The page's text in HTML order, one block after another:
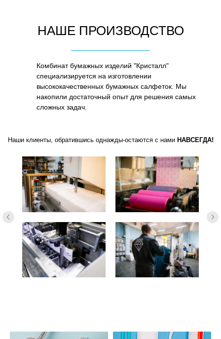
НАШЕ ПРОИЗВОДСТВО
Комбинат бумажных изделий "Кристалл"
специализируется на изготовлении
высококачественных бумажных салфеток. Мы
накопили достаточный опыт для решения самых
сложных задач.
Наши клиенты, обратившись однажды-остаются с нами НАВСЕГДА!